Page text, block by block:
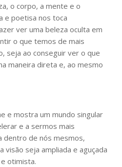
o corpo, a mente e o
e poetisa nos toca
ver uma beleza oculta em
o que temos de mais
seja ao conseguir ver o que
maneira direta e, ao mesmo
e mostra um mundo singular
e a sermos mais
dentro de nós mesmos,
visão seja ampliada e aguçada
otimista.